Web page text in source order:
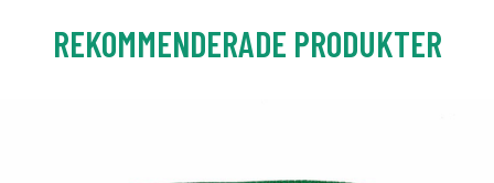
REKOMMENDERADE PRODUKTER